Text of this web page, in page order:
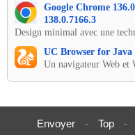
Google Chrome
138.0.7166.3
Design minimal avec une
UC Browser for Java
Un navigateur Web et
Envoyer - Top -